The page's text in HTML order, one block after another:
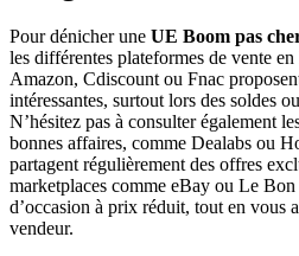
Pour dénicher une UE Boom pas
les différentes plateformes de vente
Amazon, Cdiscount ou Fnac
intéressantes, surtout lors des soldes
N’hésitez pas à consulter également
bonnes affaires, comme Dealabs ou
partagent régulièrement des offres
marketplaces comme eBay ou Le
d’occasion à prix réduit, tout en vous
vendeur.